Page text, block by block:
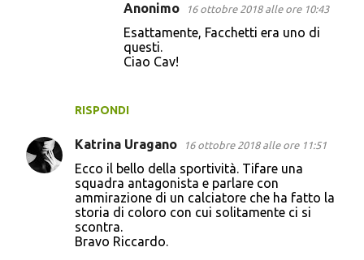
RISPONDI
Anonimo 16 ottobre 2018 alle ore 10:43
Esattamente, Facchetti era uno di
questi.
Ciao Cav!
Katrina Uragano 16 ottobre 2018 alle ore 11:51
Ecco il bello della sportività. Tifare una
squadra antagonista e parlare con
ammirazione di un calciatore che ha fatto la
storia di coloro con cui solitamente ci si
scontra.
Bravo Riccardo.